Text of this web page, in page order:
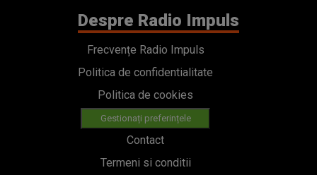
Despre Radio Impuls
Frecvențe Radio Impuls
Politica de confidentialitate
Politica de cookies
Gestionați preferințele
Contact
Termeni si conditii